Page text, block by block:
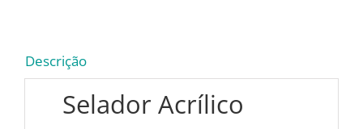
Descrição
Selador Acrílico